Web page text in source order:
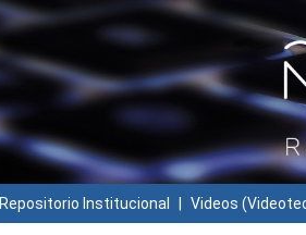
Repositorio Institucional Videos